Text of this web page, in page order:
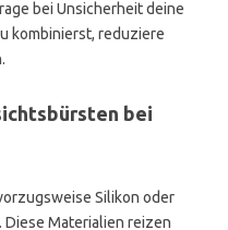
bei Unsicherheit deine
kombinierst, reduziere
bei
Silikon oder
Materialien reizen